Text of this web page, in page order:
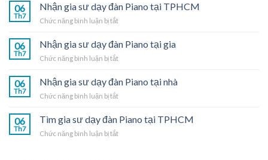
đàn
tại
06
Th7
Nhận gia sư dạy đàn Piano tại TPHCM
Chức năng bình luận bị tắtở
gia
dạy
Piano
06
Th7
Nhận gia sư dạy đàn Piano tại gia
Chức năng bình luận bị tắtở
gia
dạy
Piano
06
Th7
Nhận gia sư dạy đàn Piano tại nhà
Chức năng bình luận bị tắtở
gia
dạy
06
Th7
Tìm gia sư dạy đàn Piano tại TPHCM
Chức năng bình luận bị tắtở